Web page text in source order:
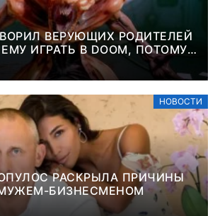
ВЕРУЮЩИХ РОДИТЕЛЕЙ
ИГРАТЬ В DOOM, ПОТОМУ
ИГРА ПРО
НОВОСТИ
РАСКРЫЛА ПРИЧИНЫ
БИЗНЕСМЕНОМ